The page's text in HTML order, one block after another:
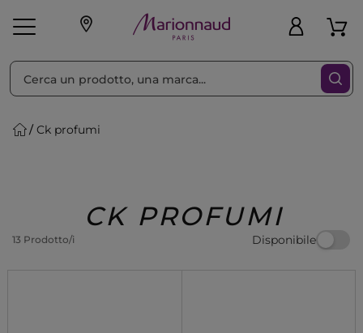
Make-up
Regalo
Ck profumi
CK PROFUMI
13 Prodotto/i Disponibile
Ordina per Filtra